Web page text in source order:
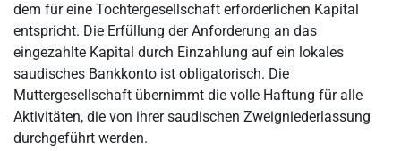
dem für eine Tochtergesellschaft erforderlichen Kapital
entspricht. Die Erfüllung der Anforderung an das
eingezahlte Kapital durch Einzahlung auf ein lokales
saudisches Bankkonto ist obligatorisch. Die
Muttergesellschaft übernimmt die volle Haftung für alle
Aktivitäten, die von ihrer saudischen Zweigniederlassung
durchgeführt werden.